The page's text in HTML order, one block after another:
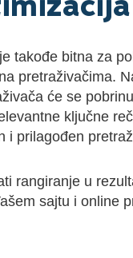
takođe bitna za
pretraživačima.
će se
ključne
i prilagođen
rangiranje u
sajtu i online